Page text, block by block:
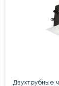
Двухтрубные